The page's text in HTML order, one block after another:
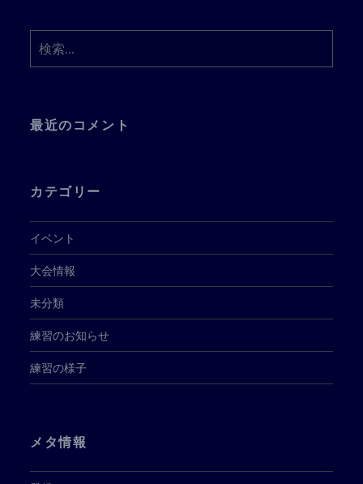
索:
最近のコメント
カテゴリー
イベント
大会情報
未分類
練習のお知らせ
練習の様子
メタ情報